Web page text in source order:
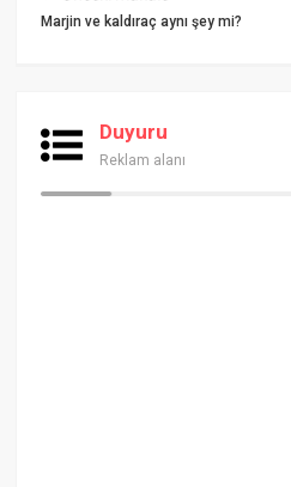
Marjin ve kaldıraç aynı şey mi?
Duyuru
Reklam alanı